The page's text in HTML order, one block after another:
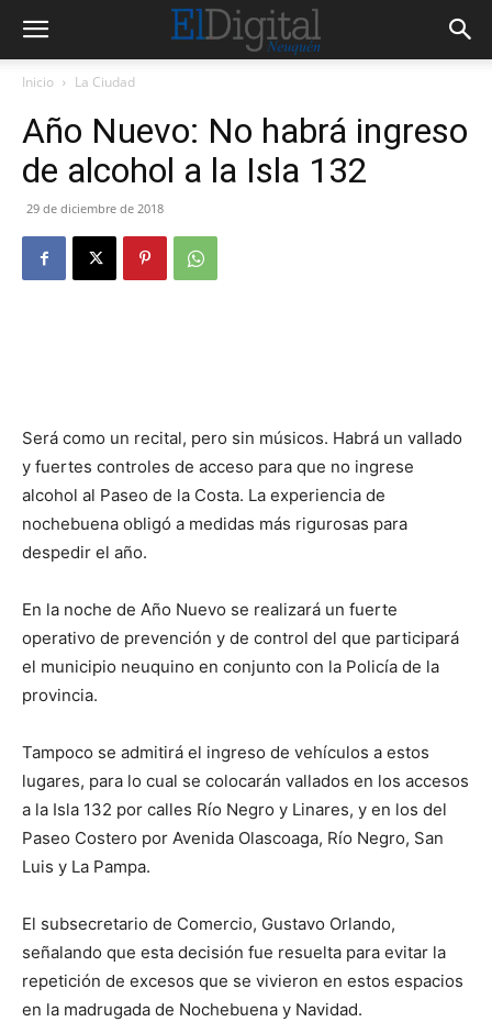
Inicio La Ciudad
Año Nuevo: No habrá ingreso
de alcohol a la Isla 132
29 de diciembre de 2018
Será como un recital, pero sin músicos. Habrá un vallado
y fuertes controles de acceso para que no ingrese
alcohol al Paseo de la Costa. La experiencia de
nochebuena obligó a medidas más rigurosas para
despedir el año.
En la noche de Año Nuevo se realizará un fuerte
operativo de prevención y de control del que participará
el municipio neuquino en conjunto con la Policía de la
provincia.
Tampoco se admitirá el ingreso de vehículos a estos
lugares, para lo cual se colocarán vallados en los accesos
a la Isla 132 por calles Río Negro y Linares, y en los del
Paseo Costero por Avenida Olascoaga, Río Negro, San
Luis y La Pampa.
El subsecretario de Comercio, Gustavo Orlando,
señalando que esta decisión fue resuelta para evitar la
repetición de excesos que se vivieron en estos espacios
en la madrugada de Nochebuena y Navidad.